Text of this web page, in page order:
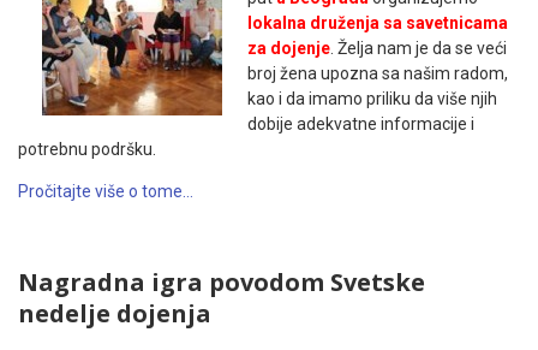
lokalna druženja sa savetnicama
za dojenje. Želja nam je da se veći
broj žena upozna sa našim radom,
kao i da imamo priliku da više njih
dobije adekvatne informacije i
potrebnu podršku.
Pročitajte više o tome…
Nagradna igra povodom Svetske
nedelje dojenja